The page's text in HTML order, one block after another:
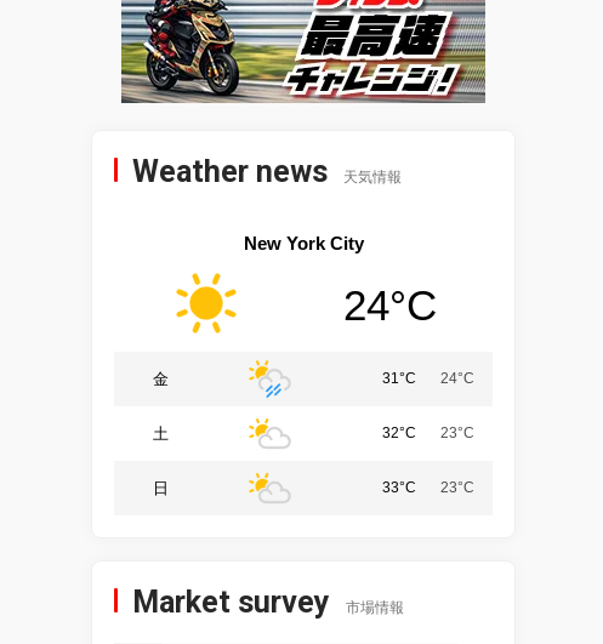
Weather news 天気情報
New York City
24°C
金 31°C 24°C
土 32°C 23°C
日 33°C 23°C
Market survey 市場情報